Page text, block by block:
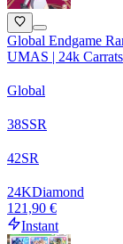
Global Endgame
UMAS | 24k Carrats
Global
38SSR
42SR
24KDiamond
121,90 €
Instant